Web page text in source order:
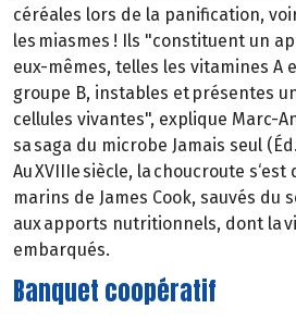
céréales lors de la panification,
les miasmes ! Ils "constituent un
eux-mêmes, telles les vitamines A
groupe B, instables et présentes
cellules vivantes", explique Marc-
sa saga du microbe Jamais seul
Au XVIIIe siècle, la choucroute
marins de James Cook, sauvés du
aux apports nutritionnels, dont la
embarqués.
Banquet coopératif